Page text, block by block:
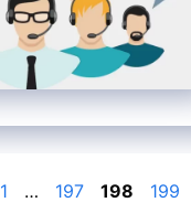
Halaman
1 … Halaman
197 Halaman
198 199